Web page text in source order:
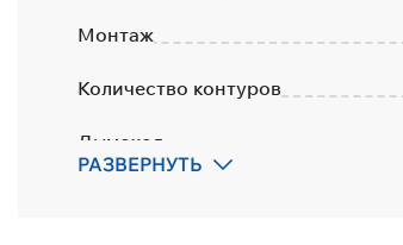
Монтаж
Количество контуров
Дымоход
РАЗВЕРНУТЬ